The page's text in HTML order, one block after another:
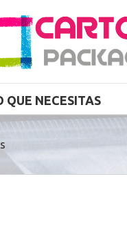
QUE NECESITAS